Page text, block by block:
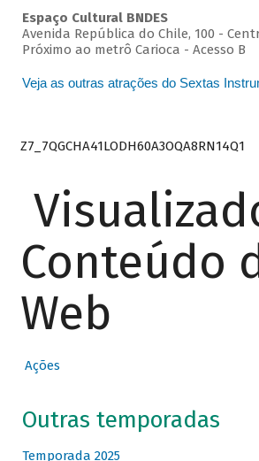
Espaço Cultural BNDES
Avenida República do Chile, 100 -
Próximo ao metrô Carioca - Acesso B
Veja as outras atrações do Sextas
Z7_7QGCHA41LODH60A3OQA8RN14Q1
Conteúdo
Web
Ações
Outras temporadas
Temporada 2025